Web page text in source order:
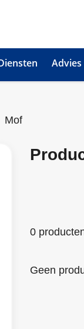
Advies
Mof
0
Geen